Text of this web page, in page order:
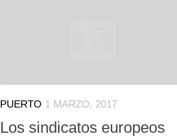
PUERTO 1 MARZO, 2017
Los sindicatos europeos